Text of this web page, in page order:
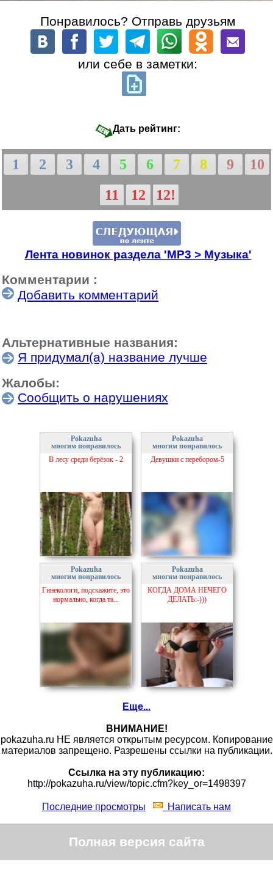
Понравилось? Отправь друзьям
или себе в заметки:
Дать рейтинг:
1 2 3 4 5 6 7 8 9
10
11
12 12!
Лента новинок раздела 'МР3 > Музыка'
Комментарии :
Добавить комментарий
Альтернативные названия:
Я придумал(а) название лучше
Жалобы:
Сообщить о нарушениях
Pokazuha
многим понравилось
В лесу среди берёзок - 2
Pokazuha
многим понравилось
Девушки с перебором-5
Pokazuha
многим понравилось
Гинекологи, подскажите, это
нормально, когда та...
Pokazuha
многим понравилось
КОГДА ДОМА НЕЧЕГО
ДЕЛАТЬ:-)))
Еще...
ВНИМАНИЕ!
pokazuha.ru НЕ является открытым ресурсом. Копирование
материалов запрещено. Разрешены ссылки на публикации.
Ссылка на эту публикацию:
http://pokazuha.ru/view/topic.cfm?key_or=1498397
Последние просмотры Написать нам
Полная версия сайта